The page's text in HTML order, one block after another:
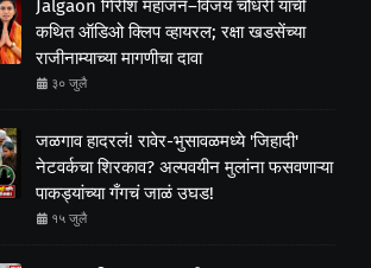
Jalgaon गिरीश महाजन–विजय चौधरी यांची
कथित ऑडिओ क्लिप व्हायरल; रक्षा खडसेंच्या
राजीनाम्याच्या मागणीचा दावा
३० जुलै
जळगाव हादरलं! रावेर-भुसावळमध्ये 'जिहादी'
नेटवर्कचा शिरकाव? अल्पवयीन मुलांना फसवणाऱ्या
पाकड्यांच्या गँगचं जाळं उघड!
१५ जुलै